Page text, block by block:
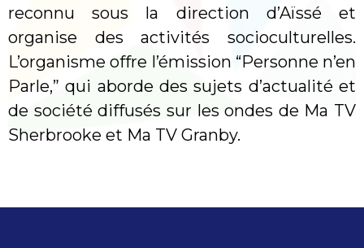
reconnu sous la direction d’Aïssé et
organise des activités socioculturelles.
L’organisme offre l’émission “Personne n’en
Parle,” qui aborde des sujets d’actualité et
de société diffusés sur les ondes de Ma TV
Sherbrooke et Ma TV Granby.